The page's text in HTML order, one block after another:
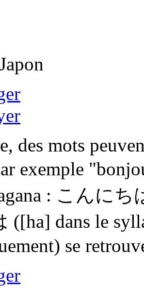
des mots
exemple
: こんにち
([ha] dans le
se